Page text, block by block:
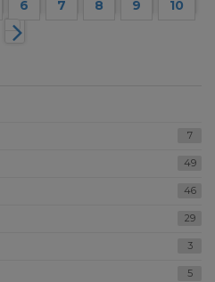
6 7 8 9 10
7
49
46
29
3
5